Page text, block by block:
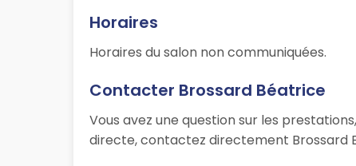
Horaires
Horaires du salon non communiquées.
Contacter Brossard Béatrice
Vous avez une question sur les
directe, contactez directement Brossard